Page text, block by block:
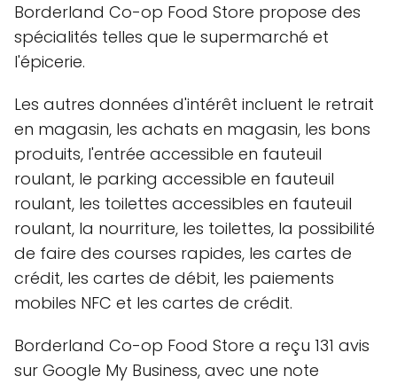
Borderland Co-op Food Store propose des
spécialités telles que le supermarché et
l'épicerie.
Les autres données d'intérêt incluent le retrait
en magasin, les achats en magasin, les bons
produits, l'entrée accessible en fauteuil
roulant, le parking accessible en fauteuil
roulant, les toilettes accessibles en fauteuil
roulant, la nourriture, les toilettes, la possibilité
de faire des courses rapides, les cartes de
crédit, les cartes de débit, les paiements
mobiles NFC et les cartes de crédit.
Borderland Co-op Food Store a reçu 131 avis
sur Google My Business, avec une note